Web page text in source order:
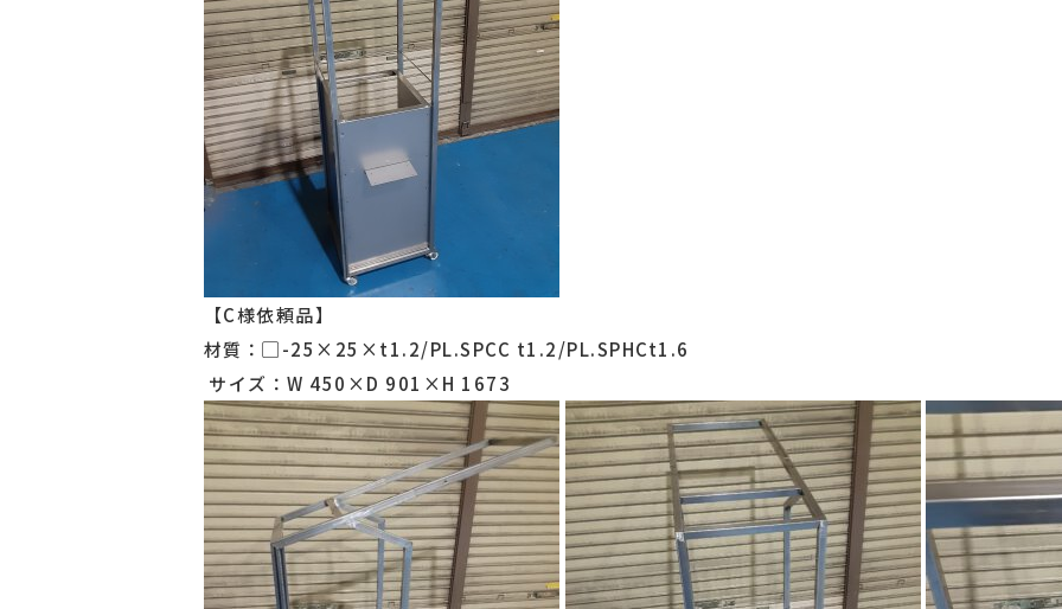
【C様依頼品】
材質：▢-25×25×t1.2/PL.SPCC t1.2/PL.SPHCt1.6
サイズ：W 450×D 901×H 1673